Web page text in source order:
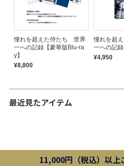
憧れを超えた侍たち 世界
一への記録【豪華版Blu-ra
y】
¥8,800
憧れを超
一への記録
¥4,950
最近見たアイテム
11,000円（税込）以上